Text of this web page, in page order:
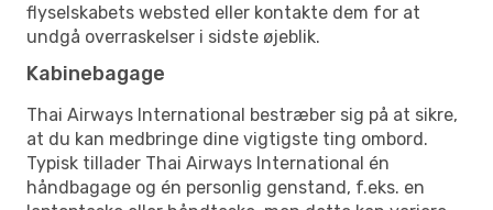
flyselskabets websted eller kontakte dem for at
undgå overraskelser i sidste øjeblik.
Kabinebagage
Thai Airways International bestræber sig på at sikre,
at du kan medbringe dine vigtigste ting ombord.
Typisk tillader Thai Airways International én
håndbagage og én personlig genstand, f.eks. en